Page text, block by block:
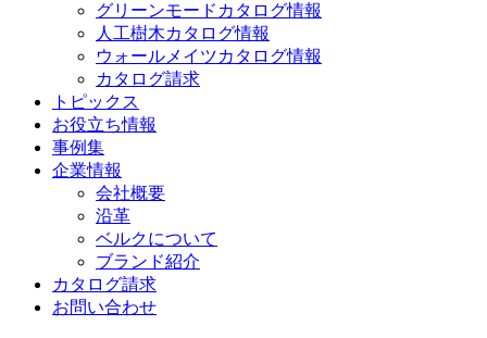
グリーンモードカタログ情報
人工樹木カタログ情報
ウォールメイツカタログ情報
カタログ請求
トピックス
お役立ち情報
事例集
企業情報
会社概要
沿革
ベルクについて
ブランド紹介
カタログ請求
お問い合わせ